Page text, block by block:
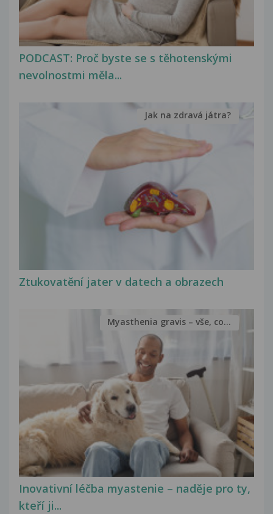
PODCAST: Proč byste se s těhotenskými
nevolnostmi měla...
Ztukovatění jater v datech a obrazech
Jak na zdravá játra?
Inovativní léčba myastenie – naděje pro ty,
kteří ji...
Myasthenia gravis – vše, co...